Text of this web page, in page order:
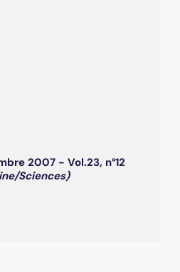
2007 - Vol.23, n°12
Sciences)